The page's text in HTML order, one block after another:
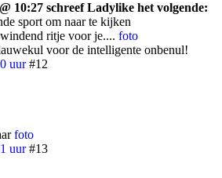
10:27 schreef Ladylike het volgende:
sport om naar te kijken
ritje voor je.... foto
voor de intelligente onbenul!
uur #12
foto
uur #13